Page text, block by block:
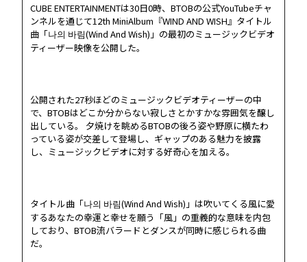
CUBE ENTERTAINMENTは30日0時、BTOBの公式YouTubeチャ
ンネルを通じて12th MiniAlbum『WIND AND WISH』タイトル
曲「나의 바림(Wind And Wish)」の最初のミュージックビデオ
ティーザー映像を公開した。
公開された27秒ほどのミュージックビデオティーザーの中
で、BTOBはどこか分からない寂しさとかすかな雰囲気を醸し
出している。 夕焼けを眺めるBTOBの後ろ姿や野原に横たわ
っている姿が交差して登場し、ギャップのある魅力を披露
し、ミュージックビデオに対する好奇心を加える。
タイトル曲「나의 바림(Wind And Wish)」は吹いてくる風に愛
するあなたの幸運と幸せを願う「風」の重義的な意味を内包
しており、BTOB流バラードとダンスが同時に感じられる曲
だ。
PROFILE
DISCOGRAPHY
MELODY JAPAN